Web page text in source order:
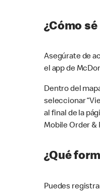
¿Cómo
Asegúrate de
el app de
Dentro del
seleccionar
al final de la
Mobile Order &
¿Qué
Puedes